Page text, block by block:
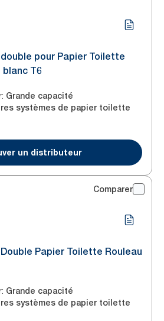
pour Papier Toilette
blanc T6
: Grande capacité
systèmes de papier toilette
un distributeur
Comparer
Papier Toilette Rouleau
: Grande capacité
systèmes de papier toilette